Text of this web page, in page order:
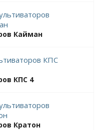
Кайман
КПС 4
Кратон